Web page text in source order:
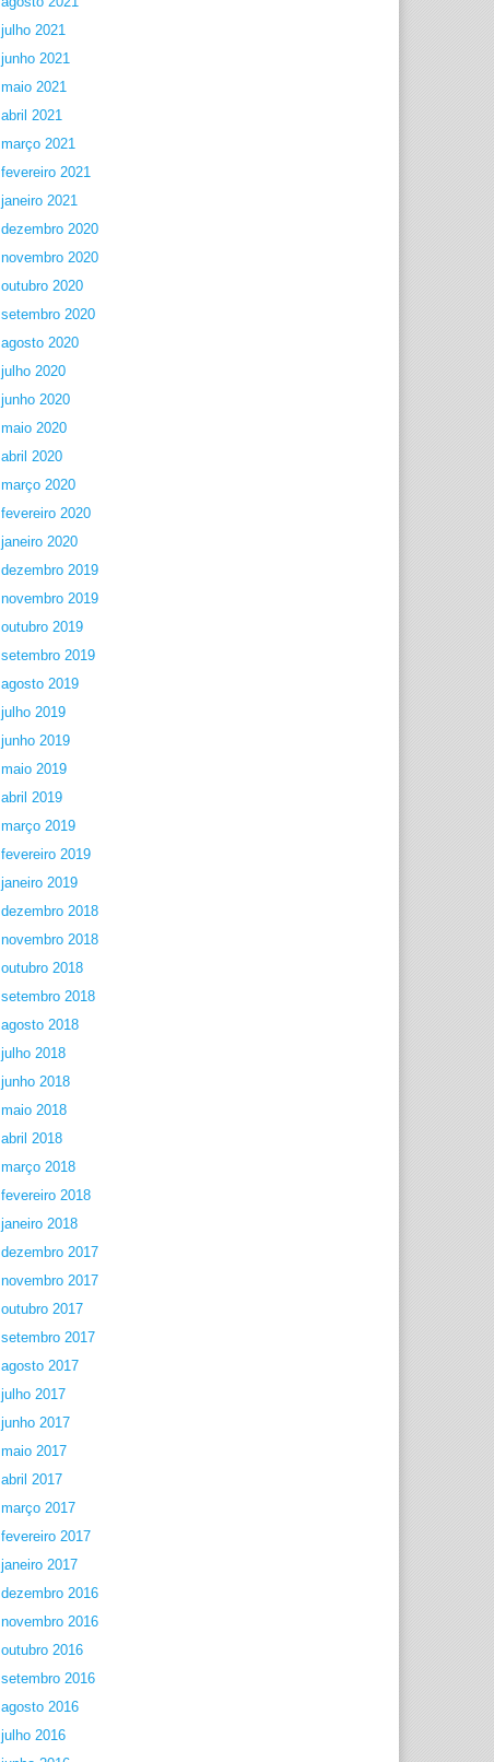
julho 2021
junho 2021
maio 2021
abril 2021
março 2021
fevereiro 2021
janeiro 2021
dezembro 2020
novembro 2020
outubro 2020
setembro 2020
agosto 2020
julho 2020
junho 2020
maio 2020
abril 2020
março 2020
fevereiro 2020
janeiro 2020
dezembro 2019
novembro 2019
outubro 2019
setembro 2019
agosto 2019
julho 2019
junho 2019
maio 2019
abril 2019
março 2019
fevereiro 2019
janeiro 2019
dezembro 2018
novembro 2018
outubro 2018
setembro 2018
agosto 2018
julho 2018
junho 2018
maio 2018
abril 2018
março 2018
fevereiro 2018
janeiro 2018
dezembro 2017
novembro 2017
outubro 2017
setembro 2017
agosto 2017
julho 2017
junho 2017
maio 2017
abril 2017
março 2017
fevereiro 2017
janeiro 2017
dezembro 2016
novembro 2016
outubro 2016
setembro 2016
agosto 2016
julho 2016